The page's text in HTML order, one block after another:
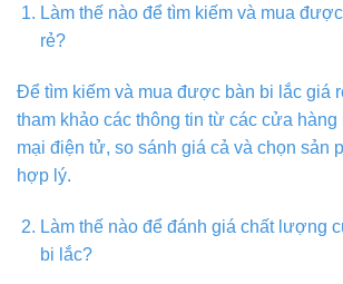
Làm thế nào để tìm kiếm và mua
rẻ?
Để tìm kiếm và mua được bàn bi lắc giá
tham khảo các thông tin từ các cửa
mại điện tử, so sánh giá cả và chọn sản
hợp lý.
Làm thế nào để đánh giá chất lượng
bi lắc?